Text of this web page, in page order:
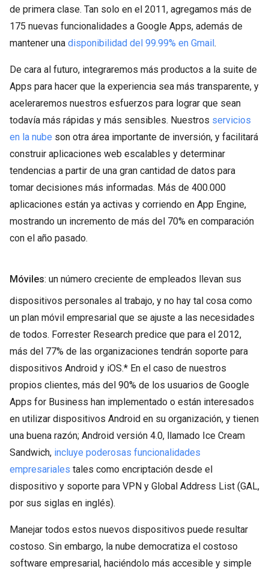
de primera clase. Tan solo en el 2011, agregamos más de
175 nuevas funcionalidades a Google Apps, además de
mantener una disponibilidad del 99.99% en Gmail.
De cara al futuro, integraremos más productos a la suite de
Apps para hacer que la experiencia sea más transparente, y
aceleraremos nuestros esfuerzos para lograr que sean
todavía más rápidas y más sensibles. Nuestros servicios
en la nube son otra área importante de inversión, y facilitará
construir aplicaciones web escalables y determinar
tendencias a partir de una gran cantidad de datos para
tomar decisiones más informadas. Más de 400.000
aplicaciones están ya activas y corriendo en App Engine,
mostrando un incremento de más del 70% en comparación
con el año pasado.
Móviles: un número creciente de empleados llevan sus
dispositivos personales al trabajo, y no hay tal cosa como
un plan móvil empresarial que se ajuste a las necesidades
de todos. Forrester Research predice que para el 2012,
más del 77% de las organizaciones tendrán soporte para
dispositivos Android y iOS.* En el caso de nuestros
propios clientes, más del 90% de los usuarios de Google
Apps for Business han implementado o están interesados
en utilizar dispositivos Android en su organización, y tienen
una buena razón; Android versión 4.0, llamado Ice Cream
Sandwich, incluye poderosas funcionalidades
empresariales tales como encriptación desde el
dispositivo y soporte para VPN y Global Address List (GAL,
por sus siglas en inglés).
Manejar todos estos nuevos dispositivos puede resultar
costoso. Sin embargo, la nube democratiza el costoso
software empresarial, haciéndolo más accesible y simple